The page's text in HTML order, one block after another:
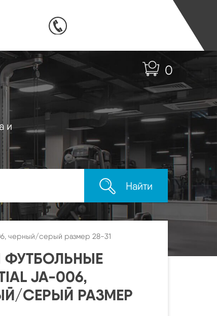
0
и
Найти
черный/серый размер 28-31
ФУТБОЛЬНЫЕ
JA-006,
СЕРЫЙ РАЗМЕР